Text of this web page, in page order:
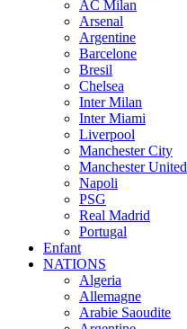
AC Milan
Arsenal
Argentine
Barcelone
Bresil
Chelsea
Inter Milan
Inter Miami
Liverpool
Manchester City
Manchester United
Napoli
PSG
Real Madrid
Portugal
Enfant
NATIONS
Algeria
Allemagne
Arabie Saoudite